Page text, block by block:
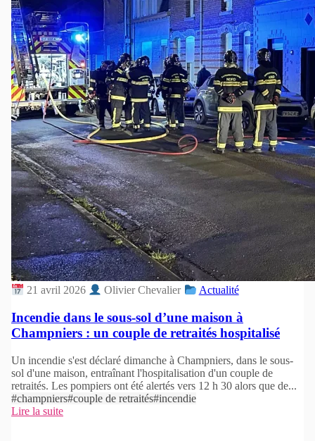
21 avril 2026 Olivier Chevalier Actualité
Incendie dans le sous-sol d’une maison à
Champniers : un couple de retraités hospitalisé
Un incendie s'est déclaré dimanche à Champniers, dans le sous-
sol d'une maison, entraînant l'hospitalisation d'un couple de
retraités. Les pompiers ont été alertés vers 12 h 30 alors que de...
#champniers#couple de retraités#incendie
Lire la suite